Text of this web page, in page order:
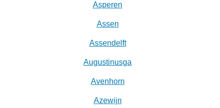
Asperen
Assen
Assendelft
Augustinusga
Avenhorn
Azewijn